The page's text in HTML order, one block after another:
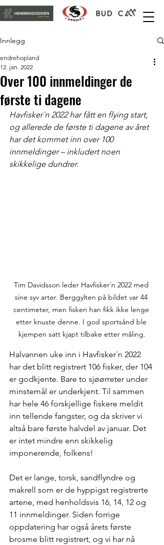
Innlegg
Over 100 innmeldinger de
første ti dagene
endrehopland
12. jan. 2022
Havfisker´n 2022 har fått en flying start,
og allerede de første ti dagene av året
har det kommet inn over 100
innmeldinger – inkludert noen
skikkelige dundrer.
Tim Davidsson leder Havfisker´n 2022 med
sine syv arter. Berggylten på bildet var 44
centimeter, men fisken han fikk ikke lenge
etter knuste denne. I god sportsånd ble
kjempen satt kjapt tilbake etter måling.
Halvannen uke inn i Havfisker´n 2022
har det blitt registrert 106 fisker, der 104
er godkjente. Bare to sjøørreter under
minstemål er underkjent. Til sammen
har hele 46 forskjellige fiskere meldit
inn tellende fangster, og da skriver vi
altså bare første halvdel av januar. Det
er intet mindre enn skikkelig
imponerende, folkens!
Det er lange, torsk, sandflyndre og
makrell som er de hyppigst registrerte
artene, med henholdsvis 16, 14, 12 og
11 innmeldinger. Siden forrige
oppdatering har også årets første
brosme blitt registrert, og vi har nå